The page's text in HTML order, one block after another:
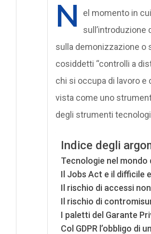
N
el momento in
sull’introduzione
sulla demonizzazione o
cosiddetti “controlli a
chi si occupa di lavoro e
vista come uno
degli strumenti
Indice degli
Tecnologie nel
Il Jobs Act e il difficile
Il rischio di accessi
Il rischio di
I paletti del Garante
Col GDPR l’obbligo